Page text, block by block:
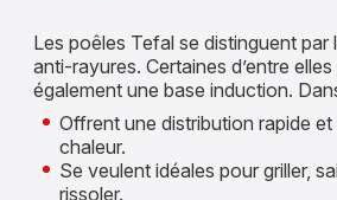
Les poêles Tefal se distinguent par
anti-rayures. Certaines d’entre
également une base induction.
Offrent une distribution rapide et
chaleur.
Se veulent idéales pour griller,
rissoler.